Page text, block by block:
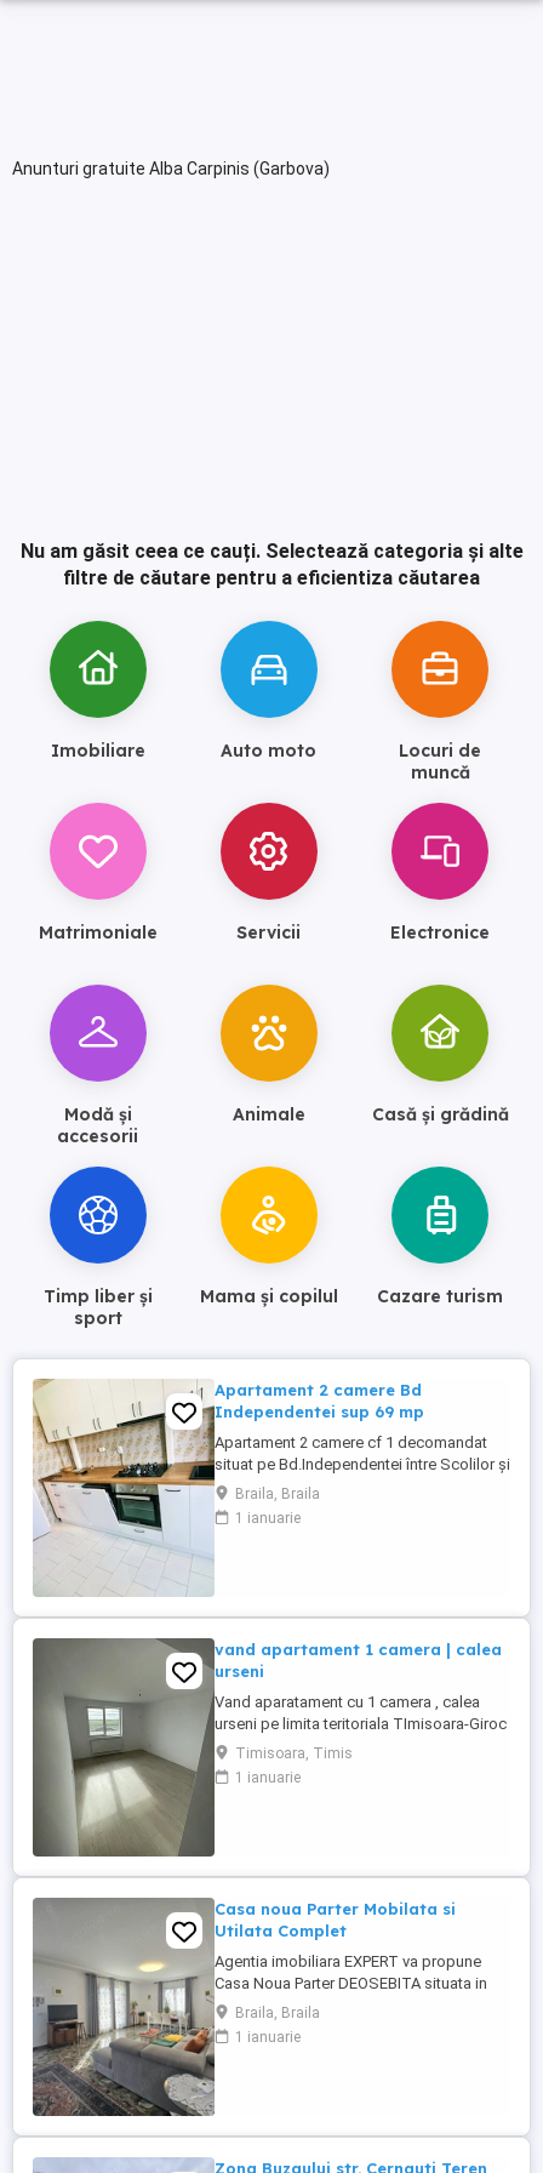
Anunturi gratuite Alba Carpinis (Garbova)
Nu am găsit ceea ce cauți. Selectează categoria și alte
filtre de căutare pentru a eficientiza căutarea
Imobiliare Auto moto
Locuri de
muncă
Matrimoniale Servicii Electronice
Modă și
accesorii
Animale Casă și grădină
Timp liber și
sport
Mama și copilul Cazare turism
Apartament 2 camere Bd
Independentei sup 69 mp
Apartament 2 camere cf 1 decomandat
situat pe Bd.Independentei între Scolilor și
Calarasi Etaj 6 din 7 Sup 60 mp + balcon 9
m Centrala termica, termopan ferestre, uși
interior schimbate Se vinde mobilat asa
Braila, Braila
1 ianuarie
vand apartament 1 camera | calea
urseni
Vand aparatament cu 1 camera , calea
urseni pe limita teritoriala TImisoara-Giroc
0% COMISION Apartamentul este situat
intr-un complex rezidential modern cu
peste 50 de apartamente , fiind
posibilitatea ...
Timisoara, Timis
1 ianuarie
Casa noua Parter Mobilata si
Utilata Complet
Agentia imobiliara EXPERT va propune
Casa Noua Parter DEOSEBITA situata in
comuna Vadeni suprafata construita 191
mp, suprafata teren 2000 mp deschidere
26 ml acces auto, garaj cu poarta electrica
Braila, Braila
1 ianuarie
Zona Buzaului str. Cernauti Teren